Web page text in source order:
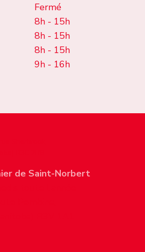
Fermé
8h - 15h
8h - 15h
8h - 15h
9h - 16h
de Saint-Norbert